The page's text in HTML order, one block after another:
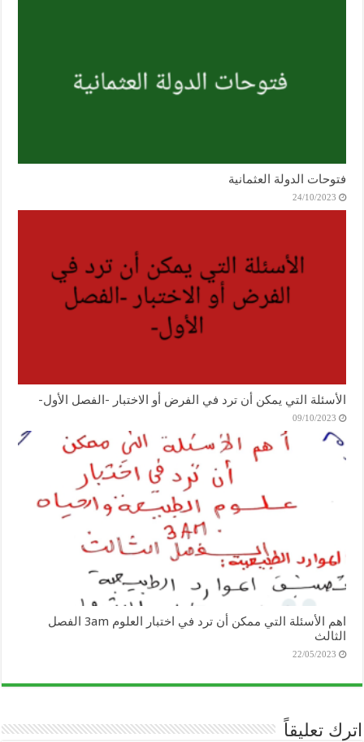
فتوحات الدولة العثمانية
24/10/2023
الأسئلة التي يمكن أن ترد في الفرض أو الاختبار -الفصل الأول-
09/10/2023
اهم الأسئلة التي ممكن أن ترد في اختبار العلوم 3am الفصل
الثالث
22/05/2023
اترك تعليقاً